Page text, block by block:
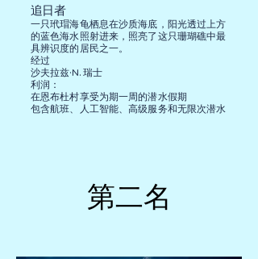
追日者
一只玳瑁海龟栖息在沙质海底，阳光透过上方
的蓝色海水照射进来，照亮了这只珊瑚礁中最
具辨识度的居民之一。
经过
沙夫拉兹·N. 瑞士
利润：
在恩布杜村享受为期一周的潜水假期
包含航班、人工智能、高级服务和无限次潜水
第二名
第二名